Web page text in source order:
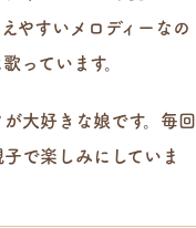
やすいメロディーなの
っています。
大好きな娘です。毎回
で楽しみにしていま